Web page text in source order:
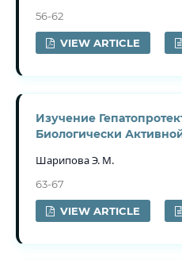
56-62
VIEW ARTICLE
Изучение
Биологически
Шарипова Э. М.
63-67
VIEW ARTICLE